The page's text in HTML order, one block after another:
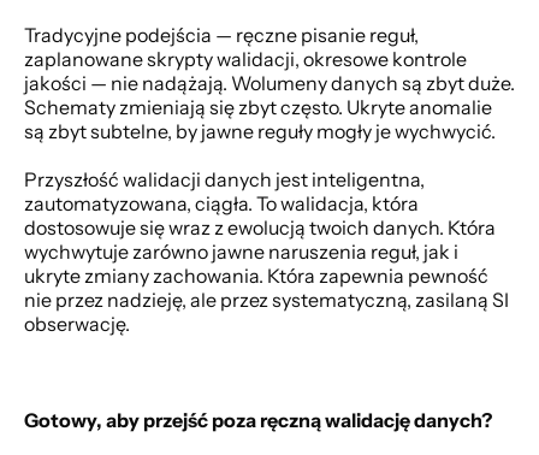
Tradycyjne podejścia — ręczne pisanie reguł,
zaplanowane skrypty walidacji, okresowe kontrole
jakości — nie nadążają. Wolumeny danych są zbyt duże.
Schematy zmieniają się zbyt często. Ukryte anomalie
są zbyt subtelne, by jawne reguły mogły je wychwycić.
Przyszłość walidacji danych jest inteligentna,
zautomatyzowana, ciągła. To walidacja, która
dostosowuje się wraz z ewolucją twoich danych. Która
wychwytuje zarówno jawne naruszenia reguł, jak i
ukryte zmiany zachowania. Która zapewnia pewność
nie przez nadzieję, ale przez systematyczną, zasilaną SI
obserwację.
Gotowy, aby przejść poza ręczną walidację danych?